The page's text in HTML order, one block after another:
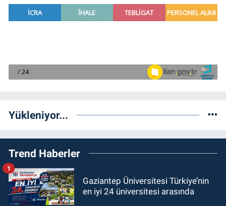
Yükleniyor...
Trend Haberler
Gaziantep Üniversitesi Türkiye’nin
en iyi 24 üniversitesi arasında
1